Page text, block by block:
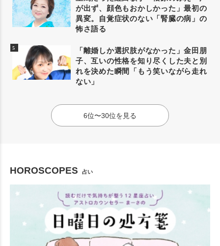
が出ず、顔色もおかしかった」最初の
異変。自覚症状のない「腎臓の病」の
怖さ語る
「離婚しか選択肢がなかった」金田朋
子、互いの性格を知り尽くした夫と別
れを決めた瞬間「もう笑いながら走れ
ない」
6位〜30位を見る
HOROSCOPES 占い